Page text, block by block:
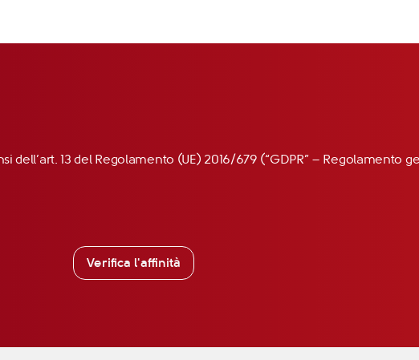
13 del Regolamento (UE) 2016/679 (“GDPR” – Regolamento
Verifica l'affinità